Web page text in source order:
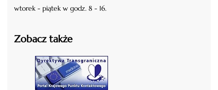
wtorek - piątek w godz. 8 - 16.
Zobacz także
czytaj więcej